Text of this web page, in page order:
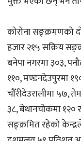
कोरोना सङ्क्रमणको
हजार २१५ सक्रिय
बनेपा नगरमा ३०३,
११०, मण्डनदेउपुरमा
चौँरीदेउरालीमा ५७,
३८, बेथानचोकमा १२०
सङ्क्रमित रहेको